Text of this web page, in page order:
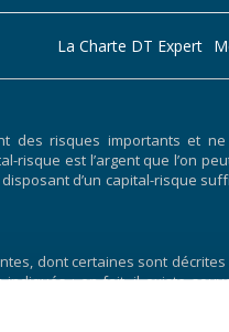
La Charte DT Expert
des risques importants et
est l’argent que l’on
d’un capital-risque
dont certaines sont
; en fait, il existe
particulier. L’une des
n’implique pas de